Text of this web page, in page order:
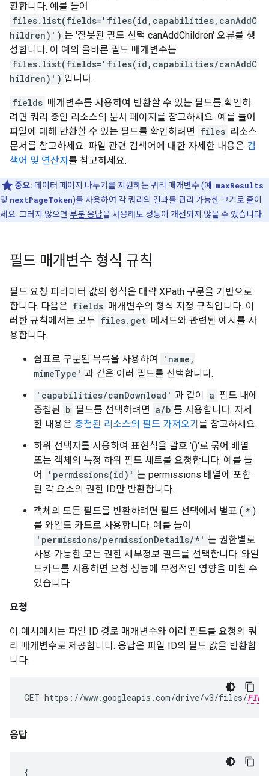
환합니다. 예를 들어
files.list(fields='files(id,capabilities,canAddC
hildren)') 는 '잘못된 필드 선택 canAddChildren' 오류를 생
성합니다. 이 예의 올바른 필드 매개변수는
files.list(fields='files(id,capabilities/canAddC
hildren)') 입니다.
fields 매개변수를 사용하여 반환할 수 있는 필드를 확인하
려면 쿼리 중인 리소스의 문서 페이지를 참고하세요. 예를 들어
파일에 대해 반환할 수 있는 필드를 확인하려면 files 리소스
문서를 참고하세요. 파일 관련 검색어에 대한 자세한 내용은 검
색어 및 연산자를 참고하세요.
중요: 데이터 페이지 나누기를 지원하는 쿼리 매개변수 (예: maxResults
및 nextPageToken)를 사용하여 각 쿼리의 결과를 관리 가능한 크기로 줄이
세요. 그러지 않으면 부분 응답을 사용해도 성능이 개선되지 않을 수 있습니다.
필드 매개변수 형식 규칙
필드 요청 파라미터 값의 형식은 대략 XPath 구문을 기반으로
합니다. 다음은 fields 매개변수의 형식 지정 규칙입니다. 이
러한 규칙에서는 모두 files.get 메서드와 관련된 예시를 사
용합니다.
쉼표로 구분된 목록을 사용하여
'name,
mimeType' 과 같은 여러 필드를 선택합니다.
'capabilities/canDownload' 과 같이 a 필드 내에
중첩된 b 필드를 선택하려면 a/b 를 사용합니다. 자세
한 내용은 중첩된 리소스의 필드 가져오기 를 참고하세요.
하위 선택자를 사용하여 표현식을 괄호 '()'로 묶어 배열
또는 객체의 특정 하위 필드 세트를 요청합니다. 예를 들
어
'permissions(id)' 는 permissions 배열에 포함
된 각 요소의 권한 ID만 반환합니다.
객체의 모든 필드를 반환하려면 필드 선택에서 별표 ( * )
를 와일드 카드로 사용합니다. 예를 들어
'permissions/permissionDetails/*' 는 권한별로
사용 가능한 모든 권한 세부정보 필드를 선택합니다. 와일
드카드를 사용하면 요청 성능에 부정적인 영향을 미칠 수
있습니다.
요청
이 예시에서는 파일 ID 경로 매개변수와 여러 필드를 요청의 쿼
리 매개변수로 제공합니다. 응답은 파일 ID의 필드 값을 반환합
니다.
GET https://www.googleapis.com/drive/v3/files/
응답
{